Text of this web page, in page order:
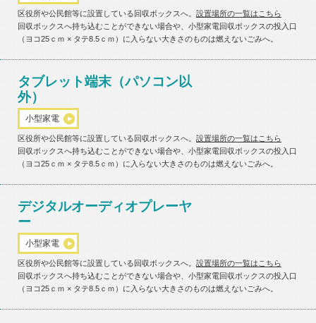
区役所や公民館等に設置している回収ボックスへ。 設置場所の一覧はこちら
回収ボックスへ持ち込むことができない場合や、小型家電回収ボックスの投入口
（ヨコ25ｃｍ × タテ8.5ｃｍ）に入らない大きさのものは燃えないごみへ。
タブレット端末（パソコン以
外）
小型家電
区役所や公民館等に設置している回収ボックスへ。 設置場所の一覧はこちら
回収ボックスへ持ち込むことができない場合や、小型家電回収ボックスの投入口
（ヨコ25ｃｍ × タテ8.5ｃｍ）に入らない大きさのものは燃えないごみへ。
デジタルオーディオプレーヤ
ー
小型家電
区役所や公民館等に設置している回収ボックスへ。 設置場所の一覧はこちら
回収ボックスへ持ち込むことができない場合や、小型家電回収ボックスの投入口
（ヨコ25ｃｍ × タテ8.5ｃｍ）に入らない大きさのものは燃えないごみへ。